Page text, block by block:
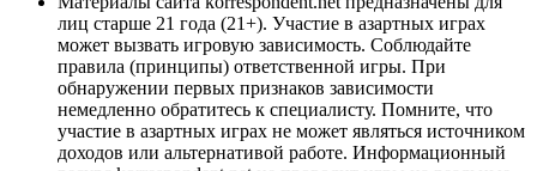
лиц старше 21 года (21+). Участие в азартных играх
может вызвать игровую зависимость. Соблюдайте
правила (принципы) ответственной игры. При
обнаружении первых признаков зависимости
немедленно обратитесь к специалисту. Помните, что
участие в азартных играх не может являться источником
доходов или альтернативой работе. Информационный